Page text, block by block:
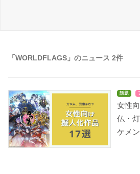
「WORLDFLAGS」のニュース 2件
話題
女性
仏・
ケメ